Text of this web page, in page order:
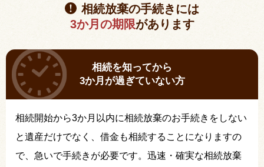
相続放棄の手続きには
3か月の期限があります
相続を知ってから
3か月が過ぎていない方
相続開始から3か月以内に相続放棄のお手続きをしない
と遺産だけでなく、借金も相続することになりますの
で、急いで手続きが必要です。迅速・確実な相続放棄